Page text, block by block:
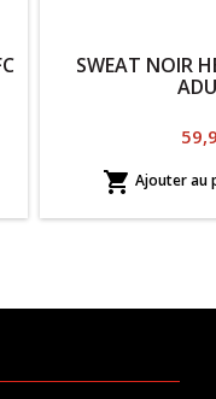
SWEAT NOIR
Prix
 Ajouter au